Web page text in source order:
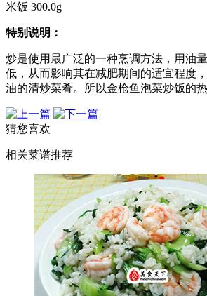
米饭 300.0g
特别说明：
炒是使用最广泛的一种烹调方法，用油
低，从而影响其在减肥期间的适宜程度
油的清炒菜肴。所以金枪鱼泡菜炒饭的
猜您喜欢
相关菜谱推荐